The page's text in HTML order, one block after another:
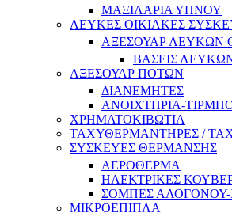
ΜΑΞΙΛΑΡΙΑ ΥΠΝΟΥ
ΛΕΥΚΕΣ ΟΙΚΙΑΚΕΣ
ΑΞΕΣΟΥΑΡ ΛΕΥΚΩΝ
ΒΑΣΕΙΣ
ΑΞΕΣΟΥΑΡ ΠΟΤΩΝ
ΔΙΑΝΕΜΗΤΕΣ
ΑΝΟΙΧΤΗΡΙΑ-
ΧΡΗΜΑΤΟΚΙΒΩΤΙΑ
ΤΑΧΥΘΕΡΜΑΝΤΗΡΕΣ /
ΣΥΣΚΕΥΕΣ ΘΕΡΜΑΝΣΗΣ
ΑΕΡΟΘΕΡΜΑ
ΗΛΕΚΤΡΙΚΕΣ
ΣΟΜΠΕΣ
ΜΙΚΡΟΕΠΙΠΛΑ